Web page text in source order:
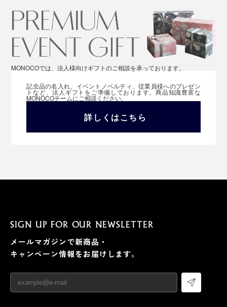
MONOCOでは、法人様向けギフトのご相談を承っております。
記念品の名入れ、イベントノベルティ、従業員様へのプレゼン
トなど、法人ギフトをご準備しております。商品知識豊富な
MONOCOチームにご相談ください。
詳しくはこちら
SIGN UP FOR OUR NEWSLETTER
メールマガジンで新商品・
キャンペーン情報をお届けします。